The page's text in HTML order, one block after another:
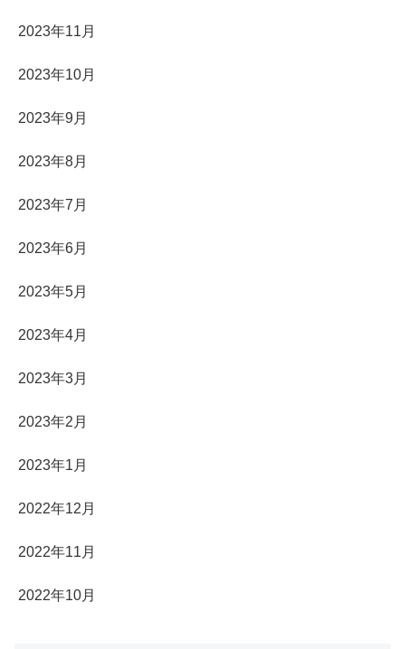
2023年11月
2023年10月
2023年9月
2023年8月
2023年7月
2023年6月
2023年5月
2023年4月
2023年3月
2023年2月
2023年1月
2022年12月
2022年11月
2022年10月